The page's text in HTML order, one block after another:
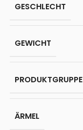
GESCHLECHT
GEWICHT
PRODUKTGRUPPE
ÄRMEL